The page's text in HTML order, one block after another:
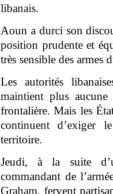
libanais.
Aoun a durci son
position prudente et
très sensible des armes
Les autorités
maintient plus
frontalière. Mais les
continuent d’exiger
territoire.
Jeudi, à la suite
commandant de
Graham, fervent